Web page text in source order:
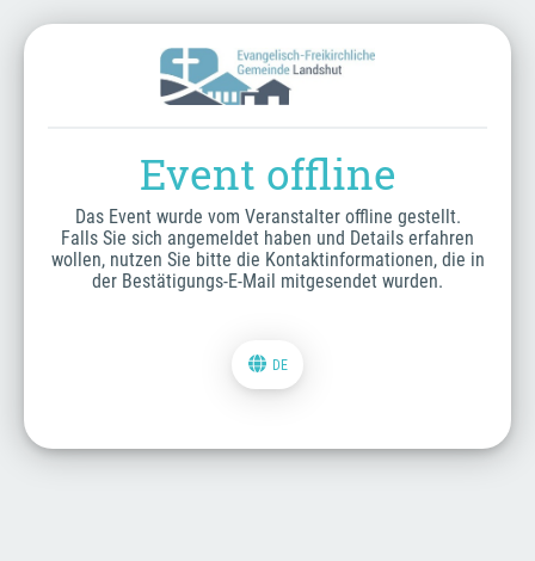
Event offline
Das Event wurde vom Veranstalter offline gestellt.
Falls Sie sich angemeldet haben und Details erfahren
wollen, nutzen Sie bitte die Kontaktinformationen, die in
der Bestätigungs-E-Mail mitgesendet wurden.
DE